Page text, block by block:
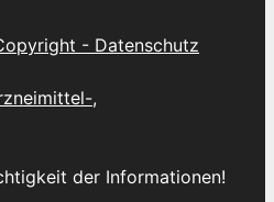
- Datenschutz
,
der Informationen!